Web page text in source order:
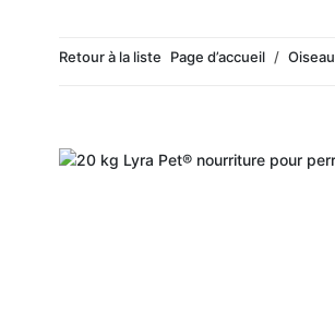
Retour à la liste Page d’accueil Oiseau